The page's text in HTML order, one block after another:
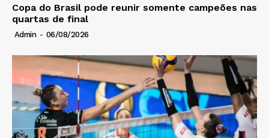
Copa do Brasil pode reunir somente campeões nas
quartas de final
Admin - 06/08/2026